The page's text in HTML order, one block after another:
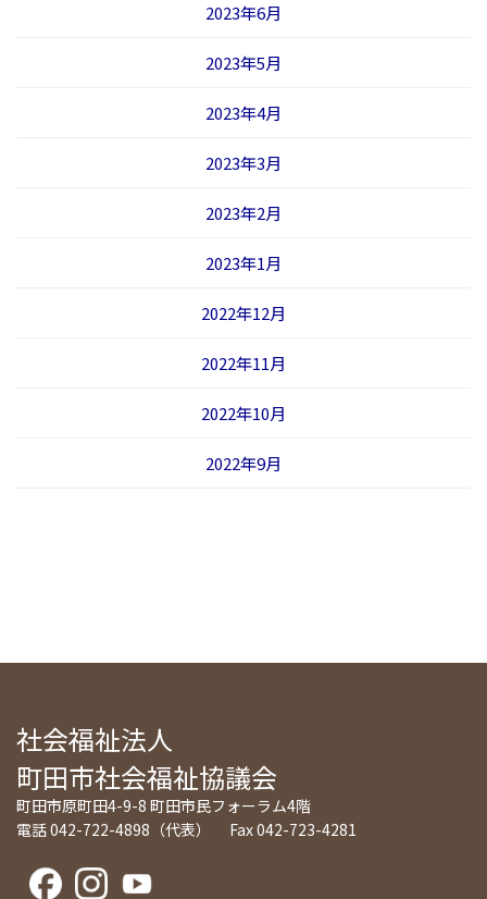
2023年6月
2023年5月
2023年4月
2023年3月
2023年2月
2023年1月
2022年12月
2022年11月
2022年10月
2022年9月
社会福祉法人
町田市社会福祉協議会
町田市原町田4-9-8 町田市民フォーラム4階
電話 042-722-4898（代表） Fax 042-723-4281